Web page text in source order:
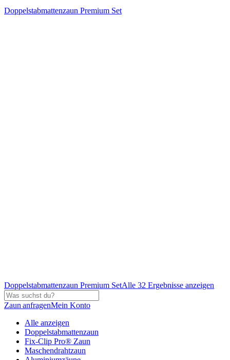
Doppelstabmattenzaun Premium Set
Doppelstabmattenzaun Premium SetAlle 32 Ergebnisse anzeigen
Zaun anfragenMein Konto
Alle anzeigen
Doppelstabmattenzaun
Fix-Clip Pro® Zaun
Maschendrahtzaun